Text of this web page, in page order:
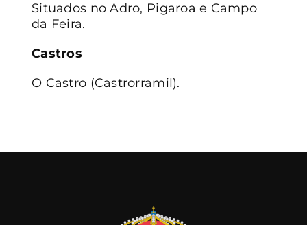
Situados no Adro, Pigaroa e Campo
da Feira.
Castros
O Castro (Castrorramil).